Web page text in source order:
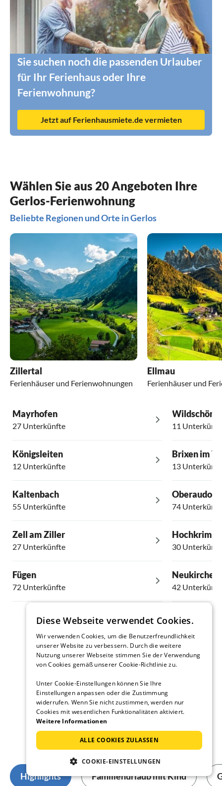
Sie suchen noch die passenden Urlauber
für Ihr Ferienhaus oder Ihre
Ferienwohnung?
Jetzt auf Ferienhausmiete.de vermieten
Wählen Sie aus 20 Angeboten Ihre
Gerlos-Ferienwohnung
Beliebte Regionen und Orte in Gerlos
Zillertal
Ferienhäuser und Ferienwohnungen
Ellmau
Ferienhäuser und
Mayrhofen
27 Unterkünfte
Königsleiten
12 Unterkünfte
Kaltenbach
55 Unterkünfte
Zell am Ziller
27 Unterkünfte
Fügen
72 Unterkünfte
11
Brixen im
13
Oberaudorf
74
Hochkrimml
30
Neukirchen
42
Urlaubsberater
Wissenswertes für Urlauber
Tipps von unserer Reiseexpertin
Catrin Mansel
Highlights Familienurlaub mit Kind
Diese Webseite verwendet Cookies.
Wir verwenden Cookies, um die Benutzerfreundlichkeit
unserer Website zu verbessern. Durch die weitere
Nutzung unserer Webseite stimmen Sie der Verwendung
von Cookies gemäß unserer Cookie-Richtlinie zu.
Unter Cookie-Einstellungen können Sie Ihre
Einstellungen anpassen oder die Zustimmung
widerrufen. Wenn Sie nicht zustimmen, werden nur
Cookies mit wesentlichen Funktionalitäten aktiviert.
Weitere Informationen
ALLE COOKIES ZULASSEN
COOKIE-EINSTELLUNGEN